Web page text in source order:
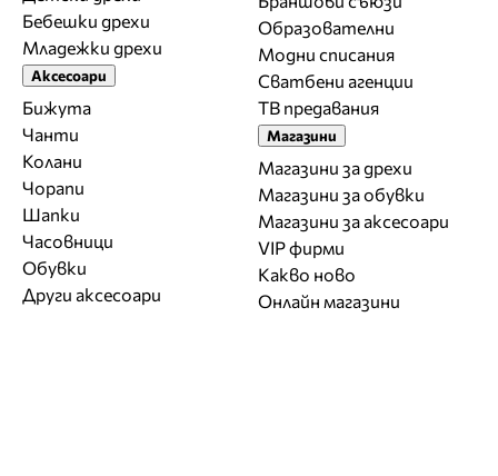
Бебешки дрехи
Младежки дрехи
Аксесоари
Бижута
Чанти
Колани
Чорапи
Шапки
Часовници
Обувки
Други аксесоари
Образователни
Модни списания
Сватбени агенции
ТВ предавания
Магазини
Магазини за дрехи
Магазини за обувки
Магазини за aксесоари
VIP фирми
Какво ново
Онлайн магазини